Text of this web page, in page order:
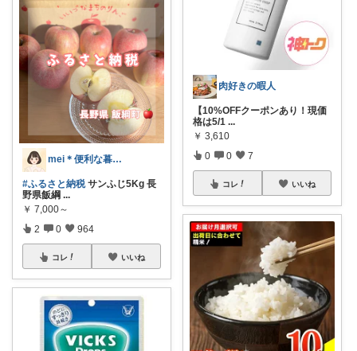
mei＊便利な暮らし🌸かわいいもの
#ふるさと納税サンふじ5Kg 長
野県飯綱 ...
￥ 7,000～
2 0 964
コレ いいね
肉好きの暇人
【10%OFFクーポンあり！現価
格は5/1 ...
￥ 3,610
0 0 7
コレ いいね